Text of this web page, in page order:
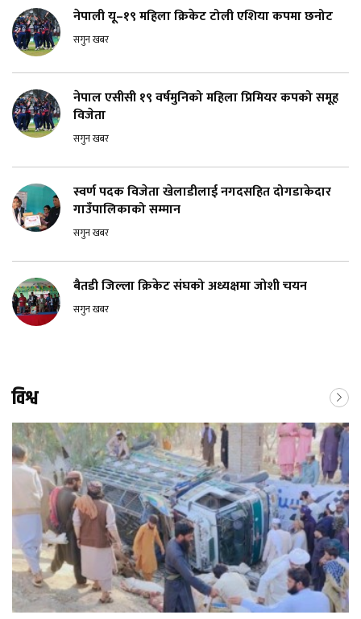
नेपाली यू–१९ महिला क्रिकेट टोली एशिया कपमा छनोट
सगुन खबर
नेपाल एसीसी १९ वर्षमुनिको महिला प्रिमियर कपको समूह
विजेता
सगुन खबर
स्वर्ण पदक विजेता खेलाडीलाई नगदसहित दोगडाकेदार
गाउँपालिकाको सम्मान
सगुन खबर
बैतडी जिल्ला क्रिकेट संघको अध्यक्षमा जोशी चयन
सगुन खबर
विश्व